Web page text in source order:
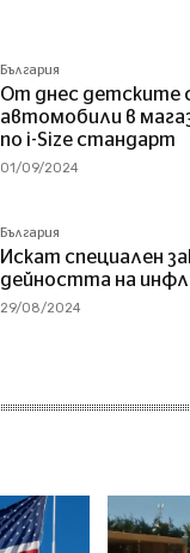
България
От днес детските
автомобили в
по i-Size стандарт
01/09/2024
България
Искат специален
дейността на
29/08/2024